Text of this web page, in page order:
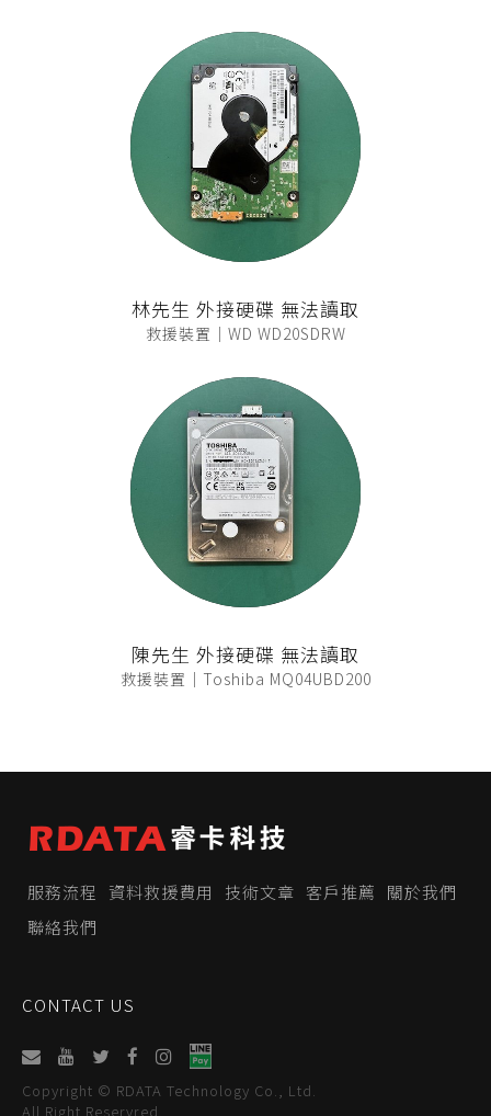
林先生 外接硬碟 無法讀取
救援裝置｜WD WD20SDRW
陳先生 外接硬碟 無法讀取
救援裝置｜Toshiba MQ04UBD200
服務流程 資料救援費用 技術文章 客戶推薦
關於我們
聯絡我們
CONTACT US
Copyright © RDATA Technology Co., Ltd.
All Right Reservred.